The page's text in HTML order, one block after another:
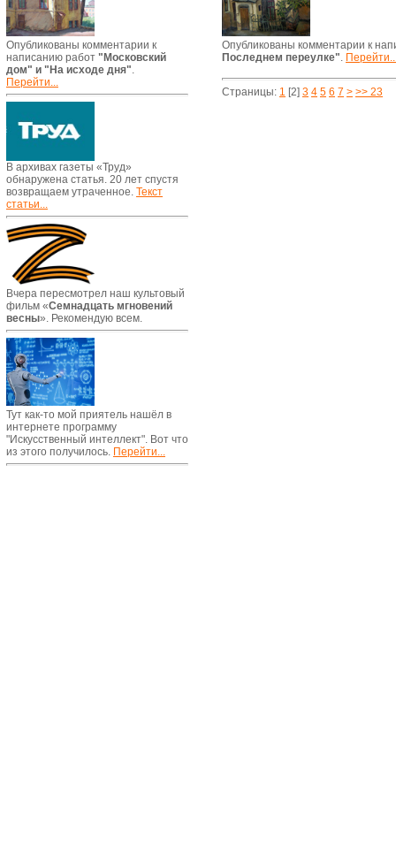
Опубликованы комментарии к
написанию работ "Московский
дом" и "На исходе дня".
Перейти...
В архивах газеты «Труд»
обнаружена статья. 20 лет спустя
возвращаем утраченное. Текст
статьи...
Вчера пересмотрел наш культовый
фильм «Семнадцать мгновений
весны». Рекомендую всем.
Тут как-то мой приятель нашёл в
интернете программу
"Искусственный интеллект". Вот что
из этого получилось. Перейти...
Опубликованы комментарии к
Последнем переулке"
Страницы: 1 [2] 3 4 5 6 7 > >> 23